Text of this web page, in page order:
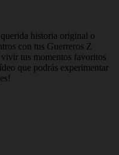
historia original o
con tus Guerreros Z
tus momentos favoritos
que podrás experimentar